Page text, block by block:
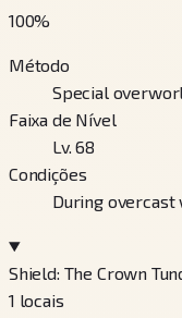
100%
Método
Special
Faixa de Nível
Lv. 68
Condições
During overcast
Shield: The Crown
1 locais